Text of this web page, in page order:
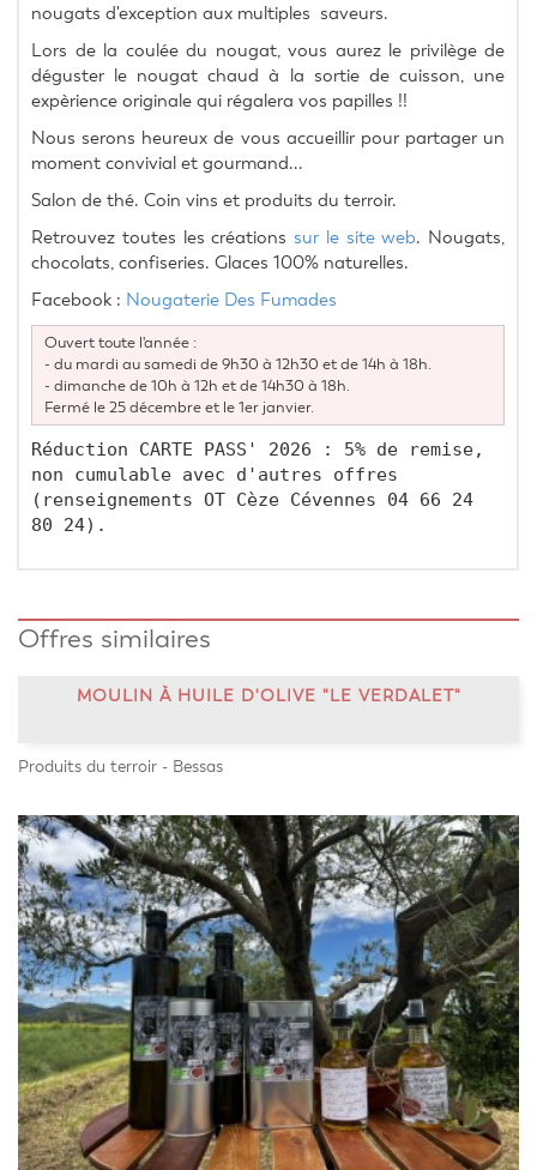
nougats d'exception aux multiples  saveurs.
Lors de la coulée du nougat, vous aurez le privilège de
déguster le nougat chaud à la sortie de cuisson, une
expèrience originale qui régalera vos papilles !!
Nous serons heureux de vous accueillir pour partager un
moment convivial et gourmand...
Salon de thé. Coin vins et produits du terroir.
Retrouvez toutes les créations sur le site web. Nougats,
chocolats, confiseries. Glaces 100% naturelles.
Facebook : Nougaterie Des Fumades
Ouvert toute l'année :
- du mardi au samedi de 9h30 à 12h30 et de 14h à 18h.
- dimanche de 10h à 12h et de 14h30 à 18h.
Fermé le 25 décembre et le 1er janvier.
Réduction CARTE PASS' 2026 : 5% de remise,
non cumulable avec d'autres offres
(renseignements OT Cèze Cévennes 04 66 24
80 24).
Offres similaires
MOULIN À HUILE D'OLIVE "LE VERDALET"
Produits du terroir - Bessas